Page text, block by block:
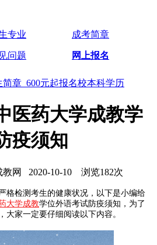
专业 成考简章
问题 网上报名
章 600元起报名校本科学历
医药大学成教学
疫须知
教网 2020-10-10 浏览182次
格检测考生的健康状况，以下是小编给
大学成教学位外语考试防疫须知，为了
大家一定要仔细阅读以下内容。